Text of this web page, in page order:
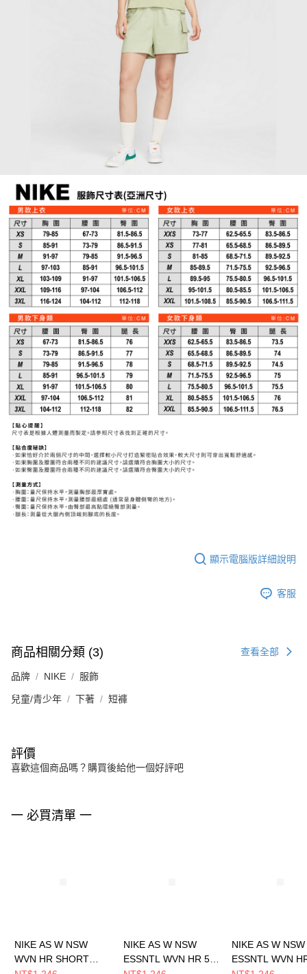
顯示電腦版詳細說明
客服
商品相關分類 (3) 查看全部
品牌 NIKE 服飾
兒童/青少年 下著 短褲
評價
喜歡這個商品嗎？購買後給他一個好評吧
一 必買清單 一
NIKE AS W NSW
WVN HR SHORT
NIKE AS W NSW
ESSNTL WVN HR 5”
NIKE AS W NSW
ESSNTL WVN